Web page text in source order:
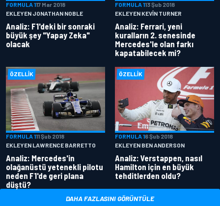
FORMULA 117 Mar 2018
EKLEYEN JONATHAN NOBLE
Analiz: F1'deki bir sonraki
büyük şey "Yapay Zeka"
olacak
FORMULA 113 Şub 2018
EKLEYEN KEVIN TURNER
Analiz: Ferrari, yeni
kuralların 2. senesinde
Mercedes'le olan farkı
kapatabilecek mi?
ÖZELLIK
FORMULA 111 Şub 2018
EKLEYEN LAWRENCE BARRETTO
Analiz: Mercedes'in
olağanüstü yetenekli pilotu
neden F1'de geri plana
düştü?
ÖZELLIK
FORMULA 16 Şub 2018
EKLEYEN BEN ANDERSON
Analiz: Verstappen, nasıl
Hamilton için en büyük
tehditlerden oldu?
DAHA FAZLASINI GÖRÜNTÜLE